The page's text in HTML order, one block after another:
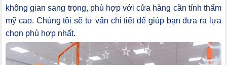
không gian sang trọng, phù hợp với cửa hàng cần tính thẩm
mỹ cao. Chúng tôi sẽ tư vấn chi tiết để giúp bạn đưa ra lựa
chọn phù hợp nhất.